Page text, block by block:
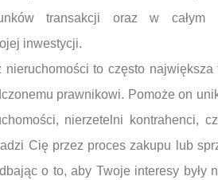
transakcji oraz w całym
inwestycji.
nieruchomości to często
prawnikowi. Pomoże on
nierzetelni kontrahenci,
Cię przez proces zakupu lub
o to, aby Twoje interesy były